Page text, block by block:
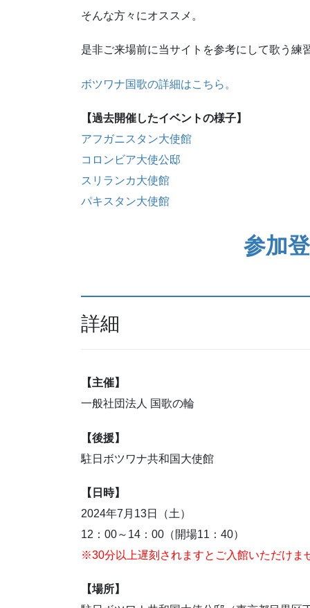
そんな方々にオススメ。
是非ご来場前に当サイトを参考にして歌う練
ボツワナ国歌の詳細はこちら。
【過去開催したイベントの様子】
アフガニスタン大使館
コロンビア大使公邸
スリランカ大使館
パキスタン大使館
参加
詳細
【主催】
一般社団法人 国歌の輪
【後援】
駐日ボツワナ共和国大使館
【日時】
2024年7月13日（土）
12：00～14：00（開場11：40）
※30分以上遅刻されますとご入館いただけま
【場所】